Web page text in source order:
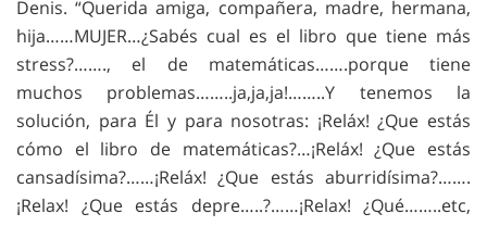
Denis. “Querida amiga, compañera, madre, hermana,
hija……MUJER…¿Sabés cual es el libro que tiene más
stress?……., el de matemáticas…….porque tiene
muchos problemas……..ja,ja,ja!……..Y tenemos la
solución, para Él y para nosotras: ¡Reláx! ¿Que estás
cómo el libro de matemáticas?…¡Reláx! ¿Que estás
cansadísima?……¡Reláx! ¿Que estás aburridísima?…….
¡Relax! ¿Que estás depre…..?……¡Relax! ¿Qué……..etc,